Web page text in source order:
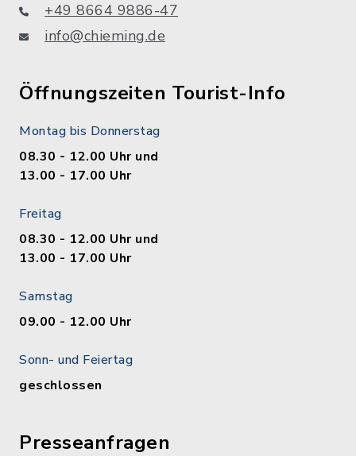
+49 8664 9886-47
info@chieming.de
Öffnungszeiten Tourist-Info
Montag bis Donnerstag
08.30 - 12.00 Uhr und
13.00 - 17.00 Uhr
Freitag
08.30 - 12.00 Uhr und
13.00 - 17.00 Uhr
Samstag
09.00 - 12.00 Uhr
Sonn- und Feiertag
geschlossen
Presseanfragen